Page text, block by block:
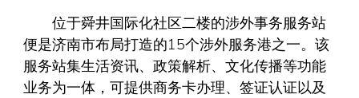
位于舜井国际化社区二楼的涉外事务服务站
便是济南市布局打造的15个涉外服务港之一。该
服务站集生活资讯、政策解析、文化传播等功能
业务为一体，可提供商务卡办理、签证认证以及